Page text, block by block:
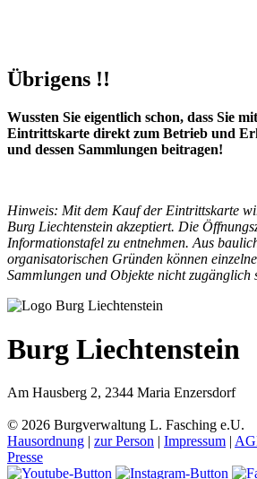
Übrigens !!
Wussten Sie eigentlich schon, dass Sie
Eintrittskarte direkt zum Betrieb und
und dessen Sammlungen beitragen!
Hinweis: Mit dem Kauf der Eintrittskarte
Burg Liechtenstein akzeptiert. Die
Informationstafel zu entnehmen. Aus
organisatorischen Gründen können
Sammlungen und Objekte nicht zugänglich
Burg Liechtenstein
Am Hausberg 2, 2344 Maria Enzersdorf
© 2026 Burgverwaltung L. Fasching e.U.
Hausordnung | zur Person | Impressum |
Presse